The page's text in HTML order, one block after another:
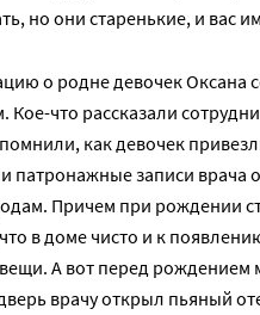
но они старенькие, и вас
о родне девочек Оксана
Кое-что рассказали
как девочек
патронажные записи врача
Причем при рождении
в доме чисто и к
А вот перед рождением
врачу открыл пьяный